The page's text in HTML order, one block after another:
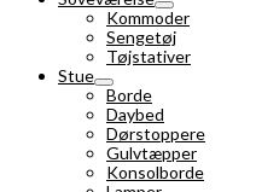
Kommoder
Sengetøj
Tøjstativer
Stue
Borde
Daybed
Dørstoppere
Gulvtæpper
Konsolborde